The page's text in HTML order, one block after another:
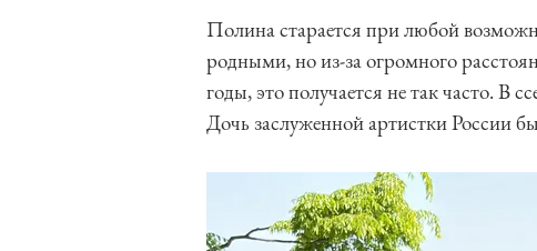
Полина старается при любой
родными, но из-за огромного
годы, это получается не так часто. В
Дочь заслуженной артистки России